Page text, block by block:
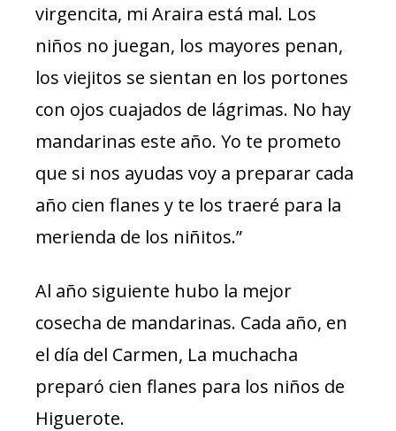
virgencita, mi Araira está mal. Los
niños no juegan, los mayores penan,
los viejitos se sientan en los portones
con ojos cuajados de lágrimas. No hay
mandarinas este año. Yo te prometo
que si nos ayudas voy a preparar cada
año cien flanes y te los traeré para la
merienda de los niñitos.”
Al año siguiente hubo la mejor
cosecha de mandarinas. Cada año, en
el día del Carmen, La muchacha
preparó cien flanes para los niños de
Higuerote.